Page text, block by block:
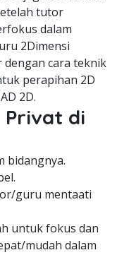
tutor
dalam
2Dimensi
dengan cara teknik
perapihan 2D
2D.
Privat di
bidangnya.
guru mentaati
untuk fokus dan
mudah dalam